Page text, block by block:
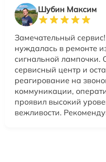
Шубин Максим
Замечательный
нуждалась в ремонте
сигнальной лампочки.
сервисный центр и
реагирование на
коммуникации,
проявил высокий
вежливости.